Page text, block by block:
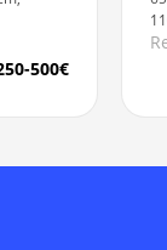
500€